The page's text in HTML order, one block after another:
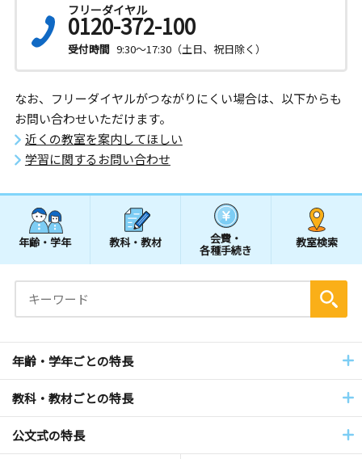
フリーダイヤル
0120-372-100
受付時間 9:30～17:30（土日、祝日除く）
なお、フリーダイヤルがつながりにくい場合は、以下からも
お問い合わせいただけます。
近くの教室を案内してほしい
学習に関するお問い合わせ
年齢・学年 教科・教材 会費・
各種手続き
教室検索
年齢・学年ごとの特長
教科・教材ごとの特長
公文式の特長